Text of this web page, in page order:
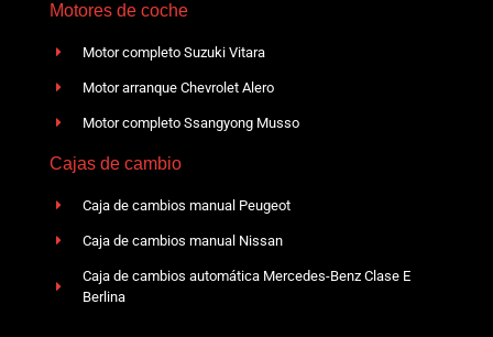
Motores de coche
Motor completo Suzuki Vitara
Motor arranque Chevrolet Alero
Motor completo Ssangyong Musso
Cajas de cambio
Caja de cambios manual Peugeot
Caja de cambios manual Nissan
Caja de cambios automática Mercedes-Benz Clase E
Berlina